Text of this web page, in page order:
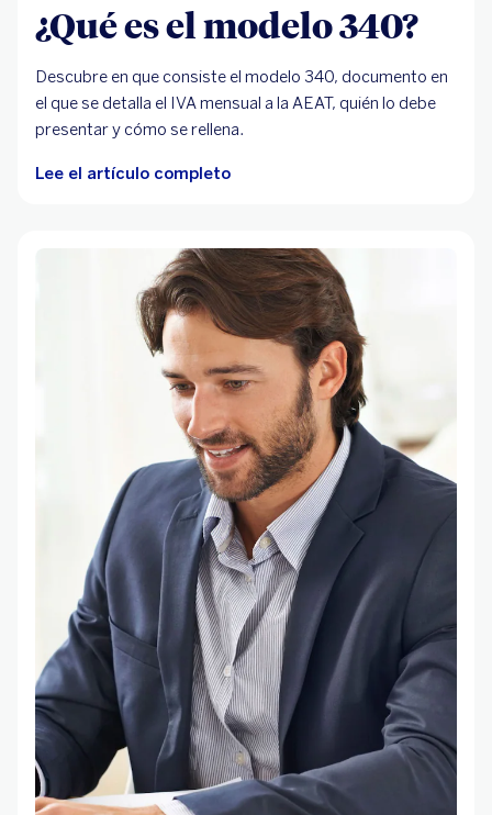
¿Qué es el modelo 340?
Descubre en que consiste el modelo 340, documento en
el que se detalla el IVA mensual a la AEAT, quién lo debe
presentar y cómo se rellena.
Lee el artículo completo